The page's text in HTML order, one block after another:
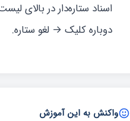
اسناد ستاره‌دار در بالای
دوباره کلیک → لغو ستاره.
واکنش به این آموزش